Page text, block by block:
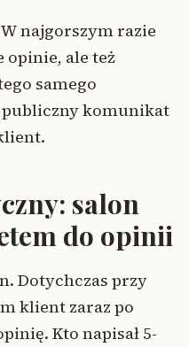
najgorszym razie
ale też
samego
komunikat
salon
do opinii
Dotychczas przy
klient zaraz po
Kto napisał 5-